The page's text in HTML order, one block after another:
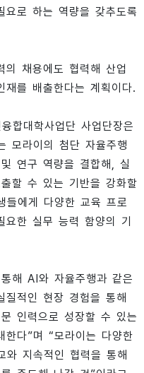
로 하는 역량을 갖추도록
채용에도 협력해 산업
를 배출한다는 계획이다.
합대학사업단 사업단장은
모라이의 첨단 자율주행
연구 역량을 결합해, 실
할 수 있는 기반을 강화할
들에게 다양한 교육 프로
한 실무 능력 함양의 기
해 AI와 자율주행과 같은
적인 현장 경험을 통해
인력으로 성장할 수 있는
다”며 “모라이는 다양한
와 지속적인 협력을 통해